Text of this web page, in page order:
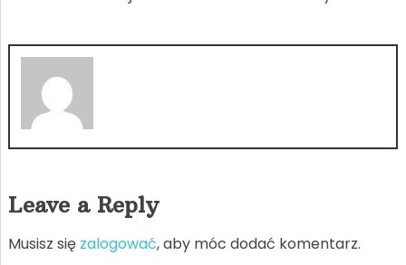
Leave a Reply
Musisz się zalogować, aby móc dodać komentarz.